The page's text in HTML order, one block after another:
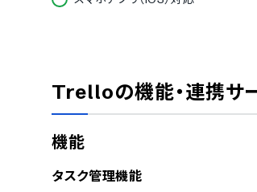
シングルサインオン
対応言語
中国語
英語
ドイツ語
Trelloの機能・連携サ
機能
タスク管理機能